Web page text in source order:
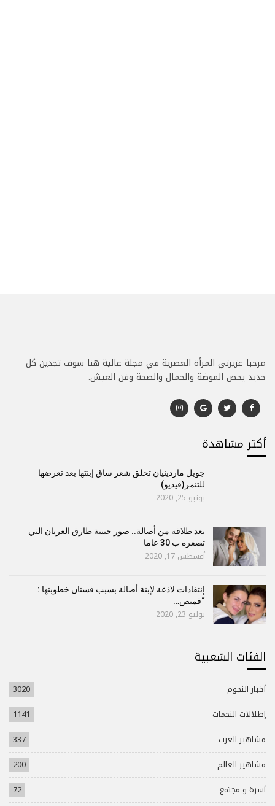
مرحبا عزيزتي المرأة العصرية في مجلة عالية هنا سوف تجدين كل
جديد يخص الموضة والجمال والصحة وفن العيش.
أكتر مشاهدة
جويل ماردينيان تحلق شعر ساق إبنتها بعد تعرضها
للتنمر(فيديو)
يونيو 25, 2020
بعد طلاقه من أصالة.. صور حبيبة طارق العريان التي
تصغره ب 30 عاما
أغسطس 17, 2020
إنتقادات لاذعة لإبنة أصالة بسبب فستان خطوبتها :
“قميص…
يوليو 23, 2020
الفئات الشعبية
أخبار النجوم
3020
إطلالات النجمات
1141
مشاهير العرب
337
مشاهير العالم
200
أسرة و مجتمع
72